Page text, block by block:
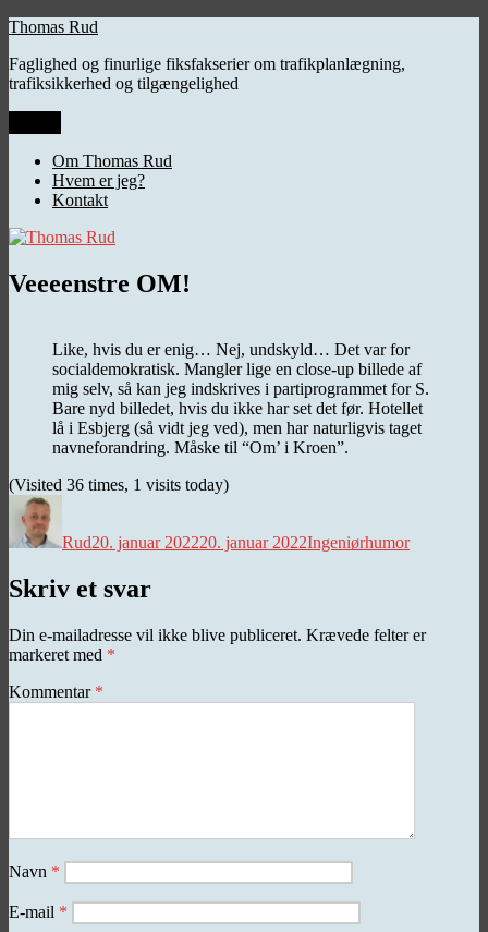
Videre
indhold
Thomas Rud
Faglighed og finurlige fiksfakserier om trafikplanlægning,
trafiksikkerhed og tilgængelighed
Om Thomas Rud
Hvem er jeg?
Kontakt
Veeeenstre OM!
Like, hvis du er enig… Nej, undskyld… Det var for
socialdemokratisk. Mangler lige en close-up billede af
mig selv, så kan jeg indskrives i partiprogrammet for S.
Bare nyd billedet, hvis du ikke har set det før. Hotellet
lå i Esbjerg (så vidt jeg ved), men har naturligvis taget
navneforandring. Måske til “Om’ i Kroen”.
(Visited 36 times, 1 visits today)
Rud20. januar 202220. januar 2022Ingeniørhumor
Skriv et svar
Din e-mailadresse vil ikke blive publiceret. Krævede felter er
markeret med *
Kommentar *
Navn *
E-mail *